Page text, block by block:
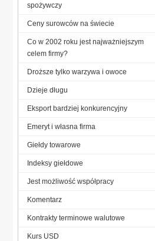
spożywczy
Ceny surowców na świecie
Co w 2002 roku jest najważniejszym
celem firmy?
Droższe tylko warzywa i owoce
Dzieje długu
Eksport bardziej konkurencyjny
Emeryt i własna firma
Giełdy towarowe
Indeksy giełdowe
Jest możliwość współpracy
Komentarz
Kontrakty terminowe walutowe
Kurs USD